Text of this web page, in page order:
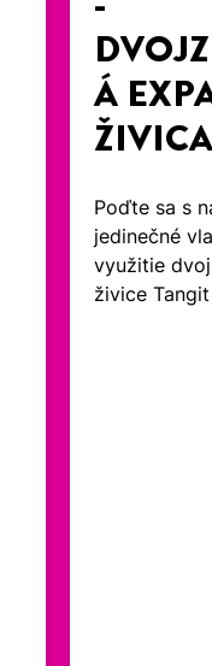
Á
ŽIVICA
Poďte sa s
jedinečné
využitie
živice